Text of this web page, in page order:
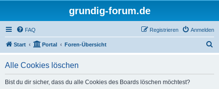
grundig-forum.de
FAQ Anmelden
Registrieren
Start Portal Foren-Übersicht
Alle Cookies löschen
Bist du dir sicher, dass du alle Cookies des Boards löschen möchtest?